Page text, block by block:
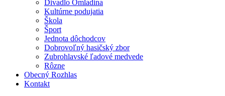
Divadlo Omladina
Kultúrne podujatia
Škola
Šport
Jednota dôchodcov
Dobrovoľný hasičský zbor
Zubrohlavské ľadové medvede
Rôzne
Obecný Rozhlas
Kontakt